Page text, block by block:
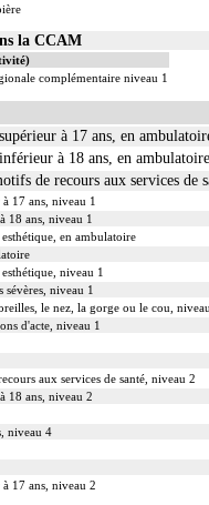
la CCAM
complémentaire niveau 1
à 17 ans, en
à 18 ans, en ambulatoire
de recours aux services de
17 ans, niveau 1
18 ans, niveau 1
en ambulatoire
niveau 1
niveau 1
le nez, la gorge ou le cou,
d'acte, niveau 1
aux services de santé, niveau 2
18 ans, niveau 2
niveau 4
17 ans, niveau 2